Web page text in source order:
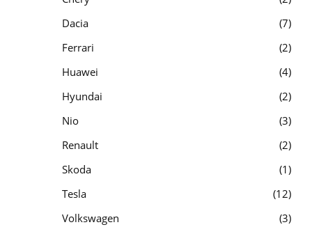
Dacia
7
Ferrari
2
Huawei
4
Hyundai
2
Nio
3
Renault
2
Skoda
1
Tesla
12
Volkswagen
3